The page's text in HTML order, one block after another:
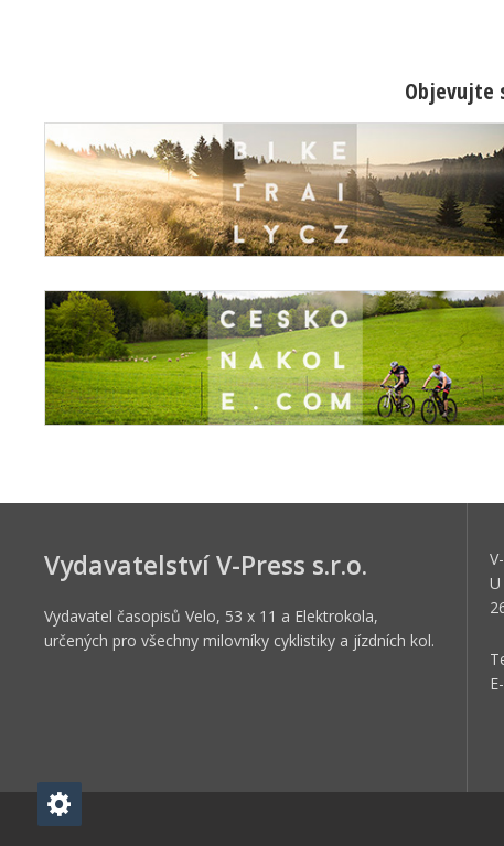
Objevujte
Vydavatelství V-Press s.r.o.
Vydavatel časopisů Velo, 53 x 11 a Elektrokola,
určených pro všechny milovníky cyklistiky a jízdních kol.